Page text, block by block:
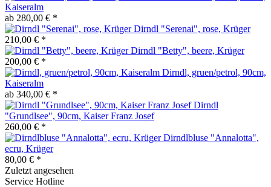
Kaiseralm
ab 280,00 € *
Dirndl "Serenai", rose, Krüger
210,00 € *
Dirndl "Betty", beere, Krüger
200,00 € *
Dirndl, gruen/petrol, 90cm,
Kaiseralm
ab 340,00 € *
Dirndl
"Grundlsee", 90cm, Kaiser Franz Josef
260,00 € *
Dirndlbluse "Annalotta",
ecru, Krüger
80,00 € *
Zuletzt angesehen
Service Hotline